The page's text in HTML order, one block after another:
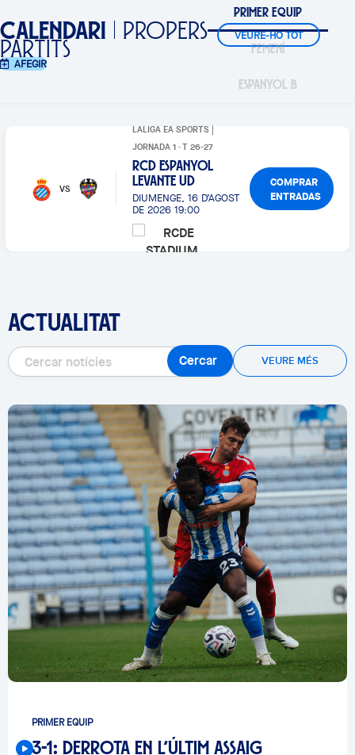
CALENDARI
PROPERS
PARTITS
AFEGIR
PRIMER EQUIP
FEMENÍ
ESPANYOL B
VEURE-HO TOT
VS
LALIGA EA SPORTS |
JORNADA 1 · T 26-27
RCD ESPANYOL
LEVANTE UD
DIUMENGE, 16 D’AGOST
DE 2026 19:00
COMPRAR
ENTRADAS
ACTUALITAT
Cercar VEURE MÉS
PRIMER EQUIP
3-1: DERROTA EN L’ÚLTIM ASSAIG